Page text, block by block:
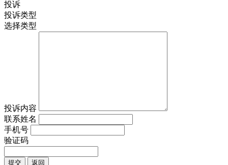
投诉
投诉类型
选择类型
投诉内容
联系姓名
手机号
验证码
提交 返回